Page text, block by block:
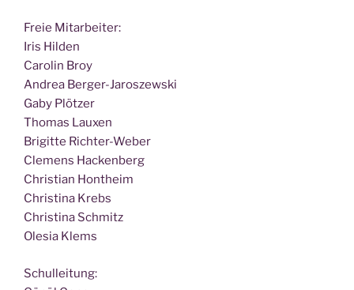
Freie Mit­ar­bei­ter:
Iris Hilden
Caro­lin Broy
Andrea Berger-Jaroszewski
Gaby Plötzer
Tho­mas Lauxen
Bri­git­te Richter-Weber
Cle­mens Hackenberg
Chris­ti­an Hontheim
Chris­ti­na Krebs
Chris­ti­na Schmitz
Ole­sia Klems
Schul­lei­tung: